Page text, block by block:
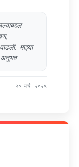
माझ्या
अनुभव
२० मार्च, २०२५